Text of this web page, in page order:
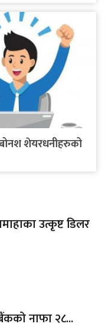
शेयरधनीहरुको
उत्कृष्ट डिलर
नाफा २८...